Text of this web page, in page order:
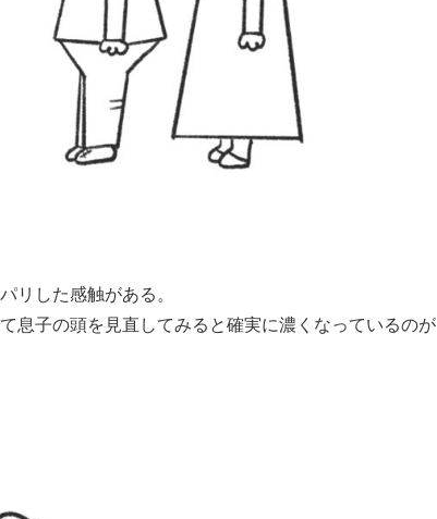
リした感触がある。
息子の頭を見直してみると確実に濃くなっているのが